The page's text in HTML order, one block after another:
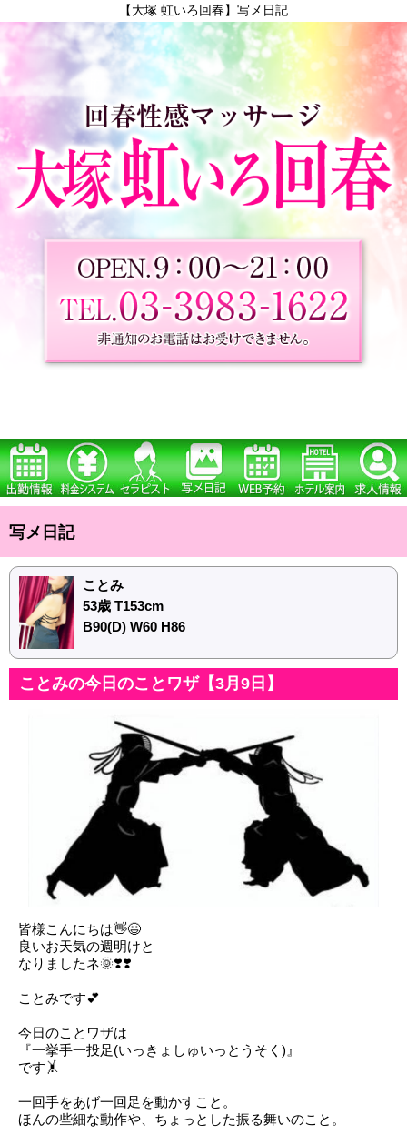
【大塚 虹いろ回春】写メ日記
写メ日記
ことみ
53歳 T153cm
B90(D) W60 H86
ことみの今日のことワザ【3月9日】
皆様こんにちは👋😃
良いお天気の週明けと
なりましたネ🌞❣️❣️
ことみです💕
今日のことワザは
『一挙手一投足(いっきょしゅいっとうそく)』
です🤸
一回手をあげ一回足を動かすこと。
ほんの些細な動作や、ちょっとした振る舞いのこと。